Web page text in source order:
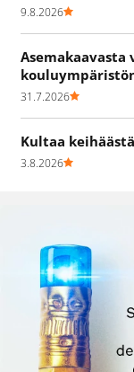
9.8.2026
31.7.2026
Kultaa
3.8.2026